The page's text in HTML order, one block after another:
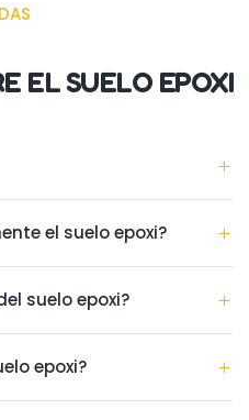
EL SUELO EPOXI
el suelo epoxi?
suelo epoxi?
epoxi?